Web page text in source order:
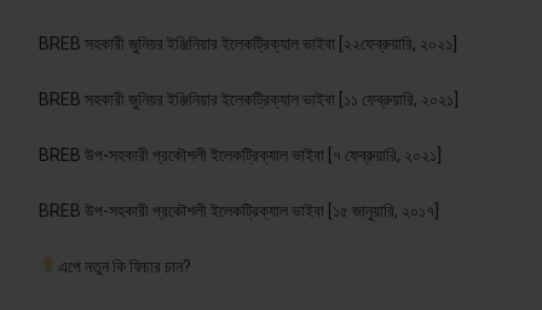
BREB সহকারী জুনিয়র ইঞ্জিনিয়ার ইলেকট্রিক্যাল ভাইবা [২২ফেব্রুয়ারি, ২০২১]
BREB সহকারী জুনিয়র ইঞ্জিনিয়ার ইলেকট্রিক্যাল ভাইবা [১১ ফেব্রুয়ারি, ২০২১]
BREB উপ-সহকারী প্রকৌশলী ইলেকট্রিক্যাল ভাইবা [৭ ফেব্রুয়ারি, ২০২১]
BREB উপ-সহকারী প্রকৌশলী ইলেকট্রিক্যাল ভাইবা [১৫ জানুয়ারি, ২০১৭]
এপে নতুন কি ফিচার চান?